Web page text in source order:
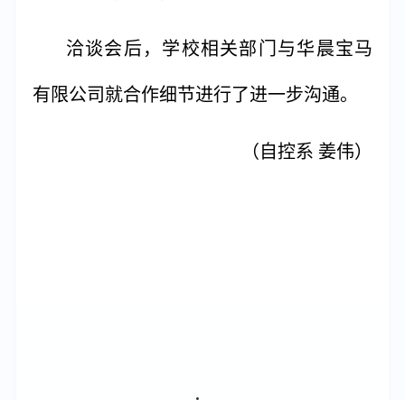
洽谈会后，学校相关部门与华晨宝马
有限公司就合作细节进行了进一步沟通。
（自控系 姜伟）